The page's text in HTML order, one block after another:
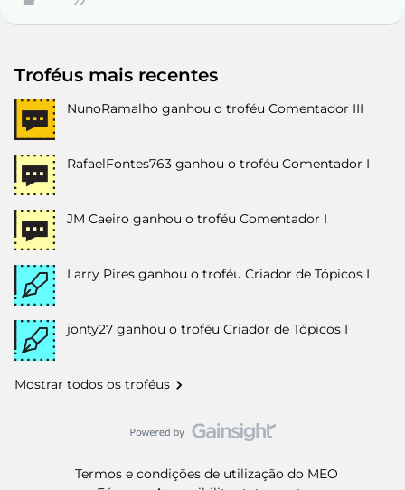
Troféus mais recentes
NunoRamalho ganhou o troféu Comentador III
RafaelFontes763 ganhou o troféu Comentador I
JM Caeiro ganhou o troféu Comentador I
Larry Pires ganhou o troféu Criador de Tópicos I
jonty27 ganhou o troféu Criador de Tópicos I
Mostrar todos os troféus
Termos e condições de utilização do MEO